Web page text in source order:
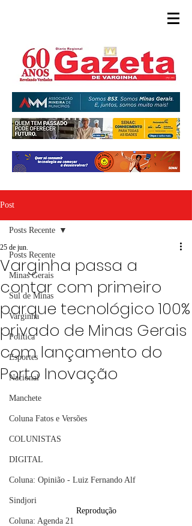
Post
Posts Recente
Minas Gerais
Sul de Minas
Varginha
Política
Esportes
Nacional
Manchete
Coluna Fatos e Versões
COLUNISTAS
DIGITAL
Coluna: Opinião - Luiz Fernando Alf
Sindjori
Coluna: Agenda 21
Posts Recente
Varginha passa a
contar com primeiro
parque tecnológico 100%
privado de Minas Gerais
com lançamento do
Porto Inovação
25 de jun.
Reprodução